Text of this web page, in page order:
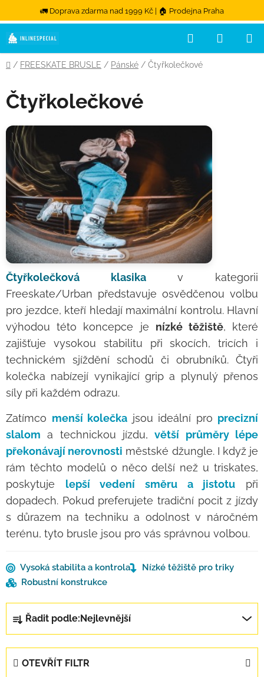
🚛 Doprava zdarma nad 1999 Kč | 🏠 Prodejna Praha
Přejít na obsah
Hledat
Domů
/ FREESKATE BRUSLE / Pánské / Čtyřkolečkové
Čtyřkolečkové
Čtyřkolečková klasikav kategorii
Freeskate/Urban představuje osvědčenou volbu
pro jezdce, kteří hledají maximální kontrolu. Hlavní
výhodou této koncepce je nízké těžiště, které
zajišťuje vysokou stabilitu při skocích, tricích i
technickém sjíždění schodů či obrubníků. Čtyři
kolečka nabízejí vynikající grip a plynulý přenos
síly při každém odrazu.
Zatímco menší kolečka jsou ideální pro precizní
slalom a technickou jízdu,větší průměry lépe
překonávají nerovnosti městské džungle. I když je
rám těchto modelů o něco delší než u triskates,
poskytuje lepší vedení směru a jistotu při
dopadech. Pokud preferujete tradiční pocit z jízdy
s důrazem na techniku a odolnost v náročném
terénu, tyto brusle jsou pro vás správnou volbou.
Vysoká stabilita a kontrola
Nízké těžiště pro triky
Robustní konstrukce
Řazení produktů
Řadit podle: Nejlevnější
OTEVŘÍT FILTR